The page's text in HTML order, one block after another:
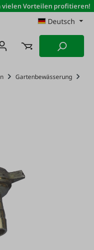
vielen Vorteilen profitieren!
Deutsch
Gartenbewässerung